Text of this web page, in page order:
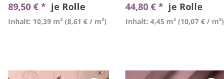
89,50 € * je Rolle
Inhalt: 10,39 m² (8,61 € / m²)
44,80 € * je Rolle
Inhalt: 4,45 m² (10,07 € / m²)